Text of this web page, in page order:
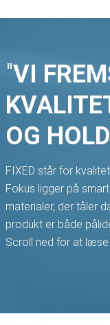
"VI
OG
FIXED står for
Fokus ligger på
materialer, der tåler
produkt er både
Scroll ned for at læse